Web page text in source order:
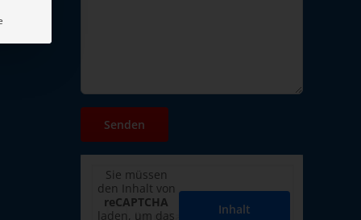
Sie müssen
den Inhalt von
reCAPTCHA
laden, um das
Inhalt